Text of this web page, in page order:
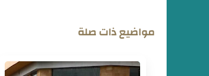
مواضيع ذات صلة